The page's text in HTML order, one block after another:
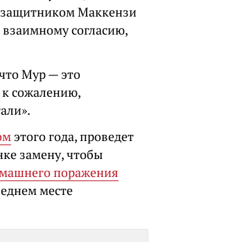
защитником Маккензи
согласию,
Мур — это
сожалению,
этого года, проведет
замену, чтобы
поражения
месте